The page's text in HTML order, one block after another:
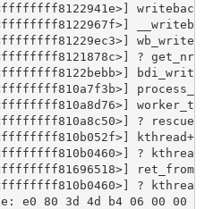
?
?
?
?
e0 80 3d 4d b4 06 00